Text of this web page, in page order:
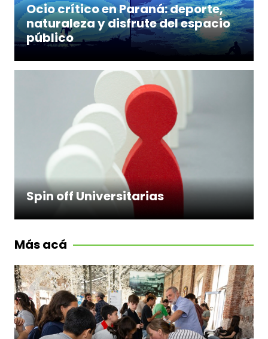
Ocio crítico en Paraná: deporte,
naturaleza y disfrute del espacio
público
Spin off Universitarias
Más acá